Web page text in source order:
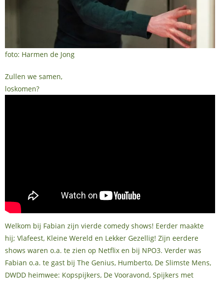
foto: Harmen de Jong
Zullen we samen,
loskomen?
Welkom bij Fabian zijn vierde comedy shows! Eerder maakte
hij; Vlafeest, Kleine Wereld en Lekker Gezellig! Zijn eerdere
shows waren o.a. te zien op Netflix en bij NPO3. Verder was
Fabian o.a. te gast bij The Genius, Humberto, De Slimste Mens,
DWDD heimwee: Kopspijkers, De Vooravond, Spijkers met